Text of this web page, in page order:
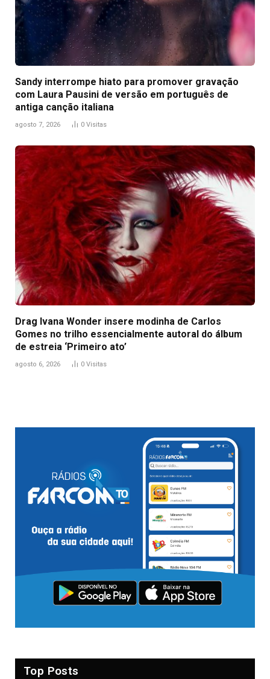
Sandy interrompe hiato para promover gravação
com Laura Pausini de versão em português de
antiga canção italiana
agosto 7, 2026 0 Visitas
Drag Ivana Wonder insere modinha de Carlos
Gomes no trilho essencialmente autoral do álbum
de estreia ‘Primeiro ato’
agosto 6, 2026 0 Visitas
Top Posts